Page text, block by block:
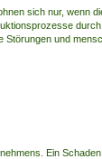
sich nur, wenn
Störungen und
Ein